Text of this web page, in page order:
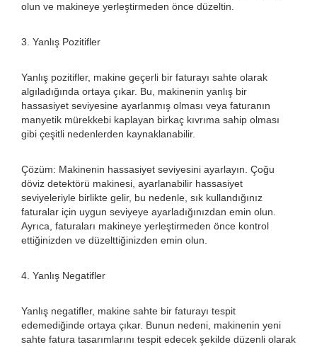
olun ve makineye yerleştirmeden önce düzeltin.
3. Yanlış Pozitifler
Yanlış pozitifler, makine geçerli bir faturayı sahte olarak
algıladığında ortaya çıkar. Bu, makinenin yanlış bir
hassasiyet seviyesine ayarlanmış olması veya faturanın
manyetik mürekkebi kaplayan birkaç kıvrıma sahip olması
gibi çeşitli nedenlerden kaynaklanabilir.
Çözüm: Makinenin hassasiyet seviyesini ayarlayın. Çoğu
döviz detektörü makinesi, ayarlanabilir hassasiyet
seviyeleriyle birlikte gelir, bu nedenle, sık kullandığınız
faturalar için uygun seviyeye ayarladığınızdan emin olun.
Ayrıca, faturaları makineye yerleştirmeden önce kontrol
ettiğinizden ve düzelttiğinizden emin olun.
4. Yanlış Negatifler
Yanlış negatifler, makine sahte bir faturayı tespit
edemediğinde ortaya çıkar. Bunun nedeni, makinenin yeni
sahte fatura tasarımlarını tespit edecek şekilde düzenli olarak